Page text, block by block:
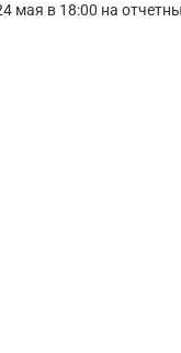
мая в 18:00 на